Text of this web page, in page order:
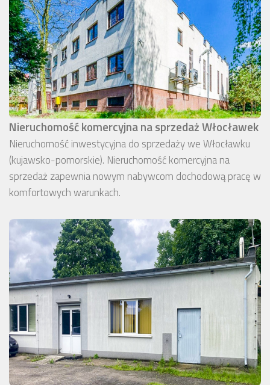
Nieruchomość komercyjna na sprzedaż Włocławek
Nieruchomość inwestycyjna do sprzedaży we Włocławku
(kujawsko-pomorskie). Nieruchomość komercyjna na
sprzedaż zapewnia nowym nabywcom dochodową pracę w
komfortowych warunkach.